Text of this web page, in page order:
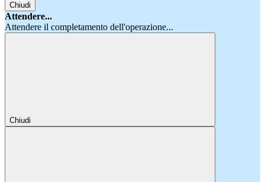
Chiudi
Attendere...
Attendere il completamento dell'operazione...
Chiudi